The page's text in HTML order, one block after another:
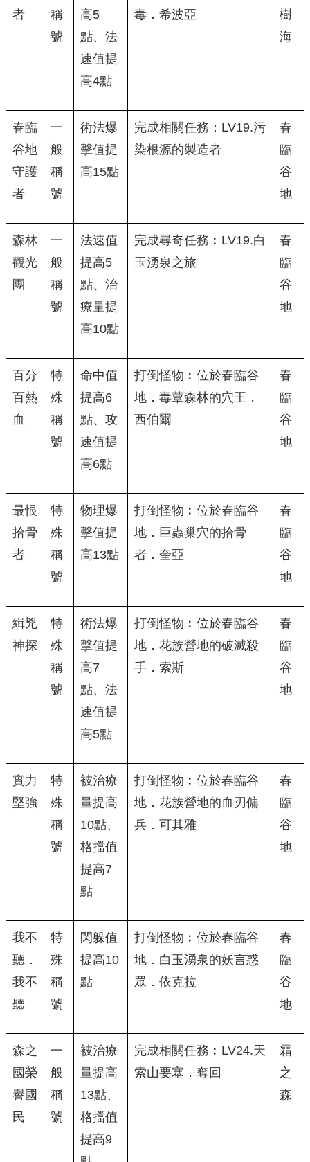
者
稱
號
高5
點、法
速值提
高4點
毒．希波亞
樹
海
春臨
谷地
守護
者
一
般
稱
號
術法爆
擊值提
高15點
完成相關任務：LV19.污
染根源的製造者
春
臨
谷
地
森林
觀光
團
一
般
稱
號
法速值
提高5
點、治
療量提
高10點
完成尋奇任務︰LV19.白
玉湧泉之旅
春
臨
谷
地
百分
百熱
血
特
殊
稱
號
命中值
提高6
點、攻
速值提
高6點
打倒怪物︰位於春臨谷
地．毒蕈森林的穴王．
西伯爾
春
臨
谷
地
最恨
拾骨
者
特
殊
稱
號
物理爆
擊值提
高13點
打倒怪物︰位於春臨谷
地．巨蟲巢穴的拾骨
者．奎亞
春
臨
谷
地
緝兇
神探
特
殊
稱
號
術法爆
擊值提
高7
點、法
速值提
高5點
打倒怪物︰位於春臨谷
地．花族營地的破滅殺
手．索斯
春
臨
谷
地
實力
堅強
特
殊
稱
號
被治療
量提高
10點、
格擋值
提高7
點
打倒怪物︰位於春臨谷
地．花族營地的血刃傭
兵．可其雅
春
臨
谷
地
我不
聽．
我不
聽
特
殊
稱
號
閃躲值
提高10
點
打倒怪物︰位於春臨谷
地．白玉湧泉的妖言惑
眾．依克拉
春
臨
谷
地
森之
國榮
譽國
民
一
般
稱
號
被治療
量提高
13點、
格擋值
提高9
完成相關任務︰LV24.天
索山要塞．奪回
霜
之
森